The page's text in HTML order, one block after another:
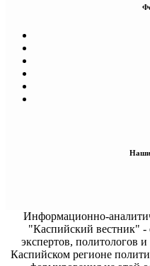
Наши
Информационно-
"Каспийский вестник" -
экспертов, политологов
Каспийском регионе